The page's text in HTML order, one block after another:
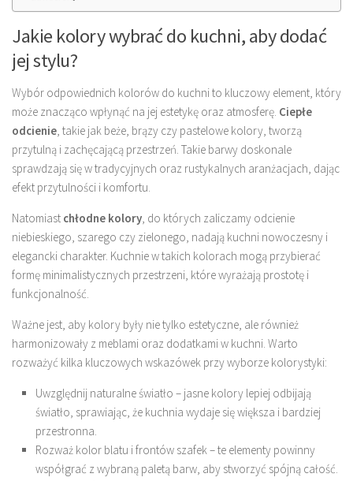
Jakie kolory wybrać do kuchni, aby dodać
jej stylu?
Wybór odpowiednich kolorów do kuchni to kluczowy element, który
może znacząco wpłynąć na jej estetykę oraz atmosferę. Ciepłe
odcienie, takie jak beże, brązy czy pastelowe kolory, tworzą
przytulną i zachęcającą przestrzeń. Takie barwy doskonale
sprawdzają się w tradycyjnych oraz rustykalnych aranżacjach, dając
efekt przytulności i komfortu.
Natomiast chłodne kolory, do których zaliczamy odcienie
niebieskiego, szarego czy zielonego, nadają kuchni nowoczesny i
elegancki charakter. Kuchnie w takich kolorach mogą przybierać
formę minimalistycznych przestrzeni, które wyrażają prostotę i
funkcjonalność.
Ważne jest, aby kolory były nie tylko estetyczne, ale również
harmonizowały z meblami oraz dodatkami w kuchni. Warto
rozważyć kilka kluczowych wskazówek przy wyborze kolorystyki:
Uwzględnij naturalne światło – jasne kolory lepiej odbijają
światło, sprawiając, że kuchnia wydaje się większa i bardziej
przestronna.
Rozważ kolor blatu i frontów szafek – te elementy powinny
współgrać z wybraną paletą barw, aby stworzyć spójną całość.